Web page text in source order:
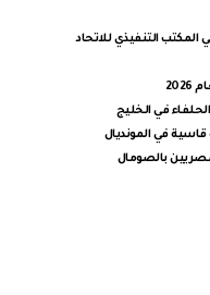
التنفيذي للاتحاد
في الخليج
في المونديال
بالصومال